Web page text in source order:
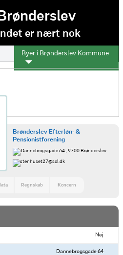
er nært nok
Byer i Brønderslev Kommune
Brønderslev Efterløn- &
Pensionistforening
Dannebrogsgade 64 , 9700 Brønderslev
stenhuset27@sol.dk
Regnskab Koncern
Nej
Dannebrogsgade 64